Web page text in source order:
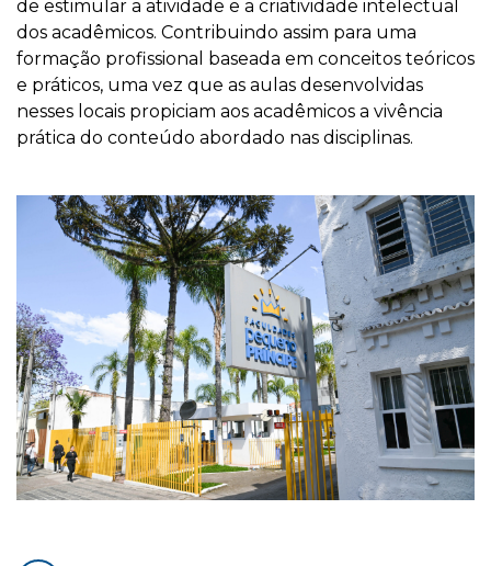
de estimular a atividade e a criatividade intelectual
dos acadêmicos. Contribuindo assim para uma
formação profissional baseada em conceitos teóricos
e práticos, uma vez que as aulas desenvolvidas
nesses locais propiciam aos acadêmicos a vivência
prática do conteúdo abordado nas disciplinas.